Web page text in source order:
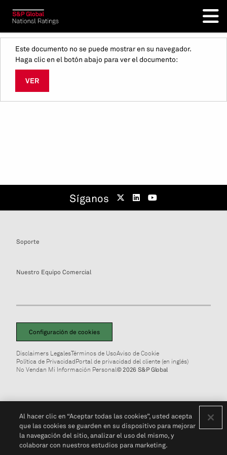
Este documento no se puede mostrar en su navegador.
Haga clic en el botón abajo para ver el documento:
VER
Síganos
Soporte
Nuestro Equipo Comercial
Configuración de cookies
Disclaimers LegalesTérminos de UsoAviso de Cookie
Política de PrivacidadPortal de privacidad del cliente (en inglés)
No Vendan Mi Información Personal© 2026 S&P Global
Al hacer clic en “Aceptar todas las cookies”, usted acepta
que las cookies se guarden en su dispositivo para mejorar
la navegación del sitio, analizar el uso del mismo, y
colaborar con nuestros estudios para marketing.